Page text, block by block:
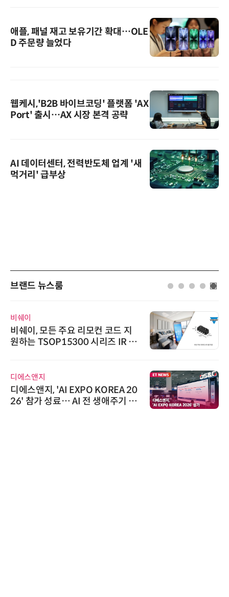
애플, 패널 재고 보유기간 확대…OLE
D 주문량 늘었다
웹케시,'B2B 바이브코딩' 플랫폼 'AX
Port' 출시…AX 시장 본격 공략
AI 데이터센터, 전력반도체 업계 '새
먹거리' 급부상
브랜드 뉴스룸
비쉐이
비쉐이, 모든 주요 리모컨 코드 지
원하는 TSOP15300 시리즈 IR 수
디에스앤지
디에스앤지, 'AI EXPO KOREA 20
26' 참가 성료… AI 전 생애주기 아